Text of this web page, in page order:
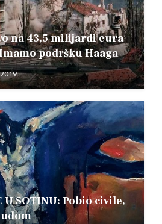
na 43,5 milijardi eura
podršku Haaga
U SOTINU: Pobio civile,